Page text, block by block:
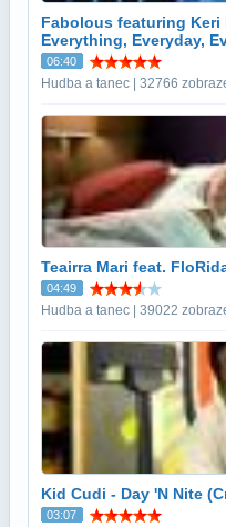
Fabolous featuring Keri
Everything, Everyday,
06:40
Hudba a tanec | 32766
Teairra Mari feat.
04:49
Hudba a tanec | 39022
Kid Cudi - Day 'N Nite
03:07